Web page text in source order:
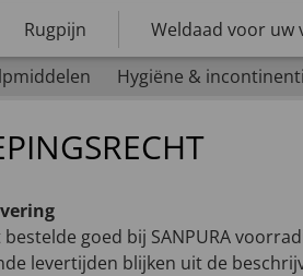
Rugpijn Weldaad voor uw
Hygiëne &
goed bij SANPURA
levertijden blijken uit de